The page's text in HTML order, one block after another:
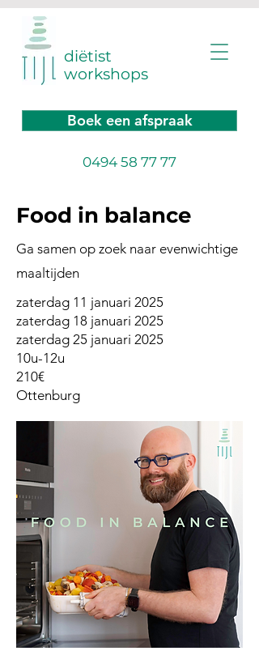
diëtist
workshops
Boek een afspraak
0494 58 77 77
Food in balance
Ga samen op zoek naar evenwichtige
maaltijden
zaterdag 11 januari 2025
zaterdag 18 januari 2025
zaterdag 25 januari 2025
10u-12u
210€
Ottenburg